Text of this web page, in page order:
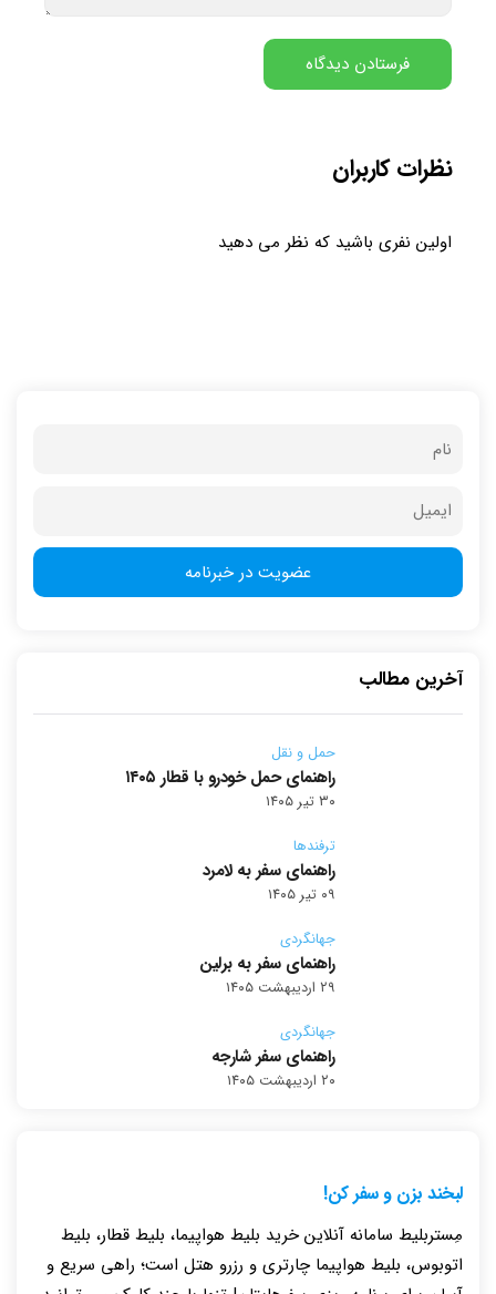
نظرات کاربران
اولین نفری باشید که نظر می دهید
آخرین مطالب
حمل و نقل
راهنمای حمل خودرو با قطار ۱۴۰۵
۳۰ تیر ۱۴۰۵
ترفندها
راهنمای سفر به لامرد
۰۹ تیر ۱۴۰۵
جهانگردی
راهنمای سفر به برلین
۲۹ اردیبهشت ۱۴۰۵
جهانگردی
راهنمای سفر شارجه
۲۰ اردیبهشت ۱۴۰۵
لبخند بزن و سفر کن!
مِستربلیط سامانه آنلاین خرید بلیط هواپیما، بلیط قطار، بلیط
اتوبوس، بلیط هواپیما چارتری و رزرو هتل است؛ راهی سریع و